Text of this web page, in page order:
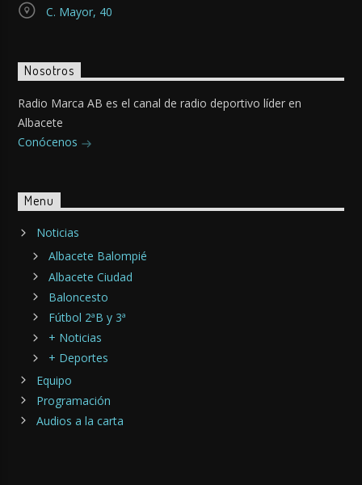
C. Mayor, 40
Nosotros
Radio Marca AB es el canal de radio deportivo líder en
Albacete
Conócenos
Menu
Noticias
Albacete Balompié
Albacete Ciudad
Baloncesto
Fútbol 2ªB y 3ª
+ Noticias
+ Deportes
Equipo
Programación
Audios a la carta